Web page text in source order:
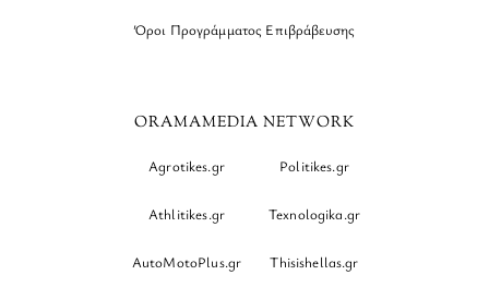
Όροι Προγράμματος Επιβράβευσης
ORAMAMEDIA NETWORK
Agrotikes.gr Politikes.gr
Athlitikes.gr Texnologika.gr
AutoMotoPlus.gr Thisishellas.gr